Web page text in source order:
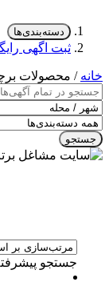
دسته‌بندی‌ها
ثبت اگهی
خانه / محصولات
جستجو
جستجو